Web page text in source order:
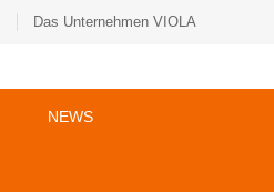
Das Unternehmen VIOLA
NEWS